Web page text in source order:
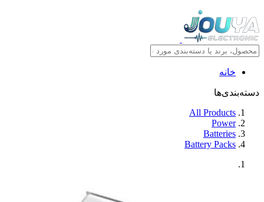
خانه
دسته‌بندی‌ها
All Products
Power
Batteries
Battery Packs